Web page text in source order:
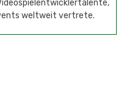
weltweit vertrete.